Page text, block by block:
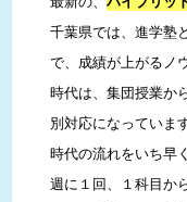
千葉県では、進学塾
で、成績が上がるノ
時代は、集団授業か
別対応になっています
時代の流れをいち早
週に１回、１科目か